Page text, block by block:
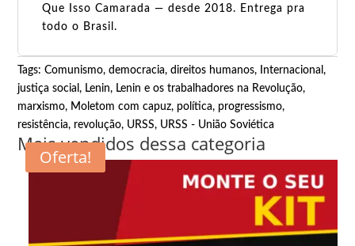
Que Isso Camarada — desde 2018. Entrega pra
todo o Brasil.
Tags:Comunismo,democracia,direitos humanos, Internacional,
justiça social, Lenin, Lenin e os trabalhadores na Revolução,
marxismo, Moletom com capuz, política, progressismo,
resistência, revolução, URSS, URSS - União Soviética
Mais vendidos dessa categoria
Oferta!